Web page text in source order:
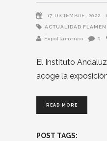
17 DICIEMBRE, 2022
ACTUALIDAD
Expoflamenco 0
El Instituto
acoge la
READ MORE
POST TAGS: